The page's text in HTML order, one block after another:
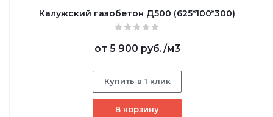
Калужский газобетон Д500 (625*100*300)
от 5 900 руб./м3
Купить в 1 клик
В корзину